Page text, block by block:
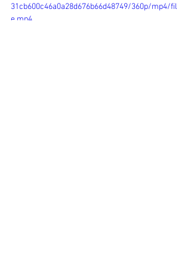
31cb600c46a0a28d676b66d48749/360p/mp4/fil
e.mp4